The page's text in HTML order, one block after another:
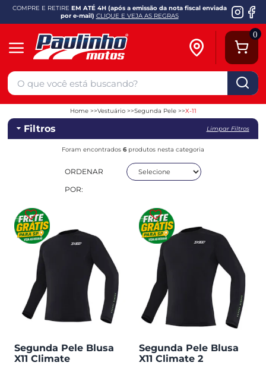
COMPRE E RETIRE EM ATÉ 4H (após a emissão da nota fiscal enviada
por e-mail) CLIQUE E VEJA AS REGRAS
0
Home Vestuário Segunda Pele X-11
Filtros Limpar Filtros
Foram encontrados 6produtos nesta categoria
ORDENAR
POR:
Segunda Pele Blusa
X11 Climate
Segunda Pele Blusa
X11 Climate 2